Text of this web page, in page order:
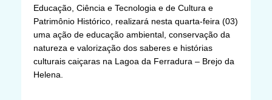
Educação, Ciência e Tecnologia e de Cultura e
Patrimônio Histórico, realizará nesta quarta-feira (03)
uma ação de educação ambiental, conservação da
natureza e valorização dos saberes e histórias
culturais caiçaras na Lagoa da Ferradura – Brejo da
Helena.